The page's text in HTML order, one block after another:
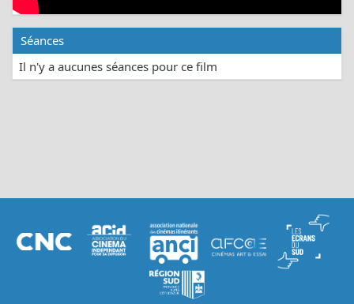
Séances
Il n'y a aucunes séances pour ce film